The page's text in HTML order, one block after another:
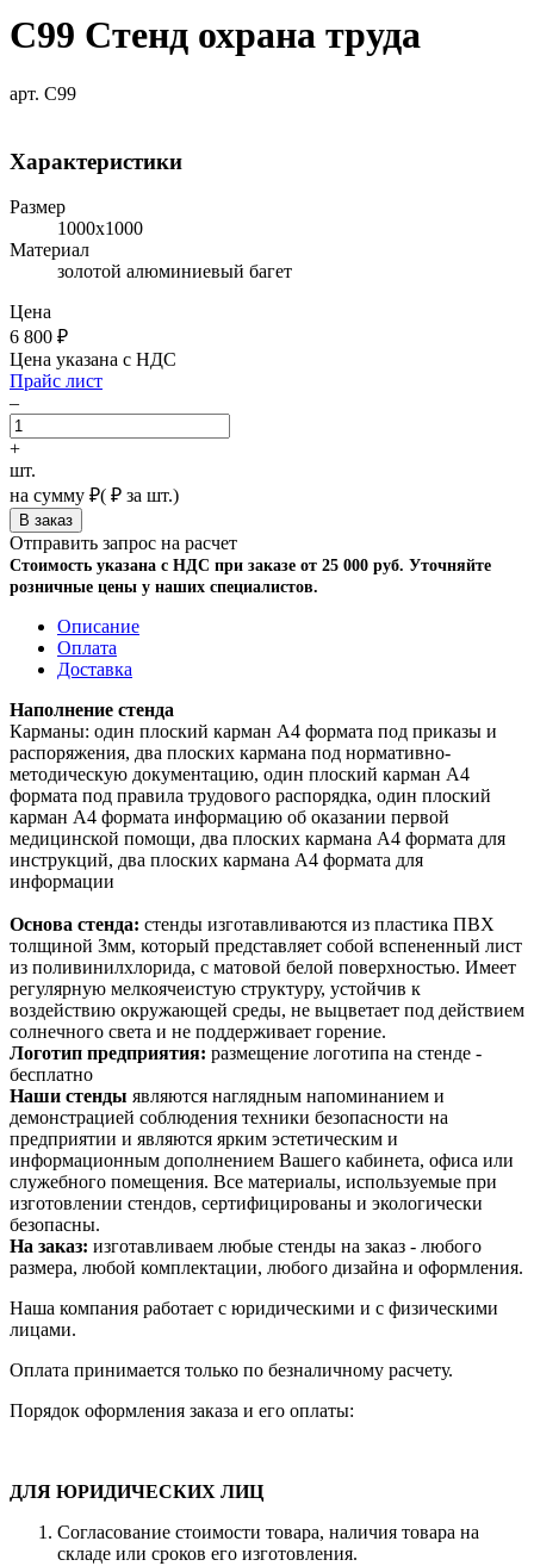
С99 Стенд охрана труда
арт. С99
Характеристики
Размер
1000х1000
Материал
золотой алюминиевый багет
Цена
6 800 ₽
Цена указана с НДС
Прайс лист
–
+
шт.
на сумму ₽( ₽ за шт.)
Отправить запрос на расчет
Стоимость указана с НДС при заказе от 25 000 руб. Уточняйте
розничные цены у наших специалистов.
Описание
Оплата
Доставка
Наполнение стенда
Карманы: один плоский карман А4 формата под приказы и
распоряжения, два плоских кармана под нормативно-
методическую документацию, один плоский карман А4
формата под правила трудового распорядка, один плоский
карман А4 формата информацию об оказании первой
медицинской помощи, два плоских кармана А4 формата для
инструкций, два плоских кармана А4 формата для
информации
Основа стенда: стенды изготавливаются из пластика ПВХ
толщиной 3мм, который представляет собой вспененный лист
из поливинилхлорида, с матовой белой поверхностью. Имеет
регулярную мелкоячеистую структуру, устойчив к
воздействию окружающей среды, не выцветает под действием
солнечного света и не поддерживает горение.
Логотип предприятия: размещение логотипа на стенде -
бесплатно
Наши стенды являются наглядным напоминанием и
демонстрацией соблюдения техники безопасности на
предприятии и являются ярким эстетическим и
информационным дополнением Вашего кабинета, офиса или
служебного помещения. Все материалы, используемые при
изготовлении стендов, сертифицированы и экологически
безопасны.
На заказ: изготавливаем любые стенды на заказ - любого
размера, любой комплектации, любого дизайна и оформления.
Наша компания работает с юридическими и с физическими
лицами.
Оплата принимается только по безналичному расчету.
Порядок оформления заказа и его оплаты:
ДЛЯ ЮРИДИЧЕСКИХ ЛИЦ
Согласование стоимости товара, наличия товара на
складе или сроков его изготовления.